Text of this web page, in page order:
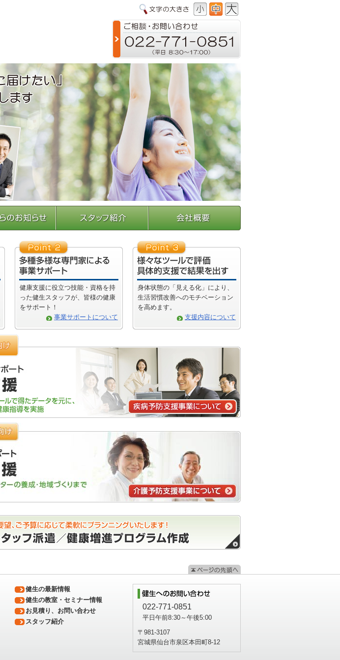
健康支援に役立つ技能・資格を持
った健生スタッフが、皆様の健康
をサポート！
事業サポートについて
身体状態の「見える化」により、
生活習慣改善へのモチベーション
を高めます。
支援内容について
健生の最新情報
健生の教室・セミナー情報
お見積り、お問い合わせ
スタッフ紹介
022-771-0851
平日午前8:30～午後5:00
〒981-3107
宮城県仙台市泉区本田町8-12